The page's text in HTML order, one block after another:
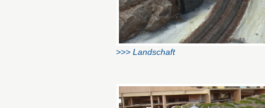
>>> Landschaft